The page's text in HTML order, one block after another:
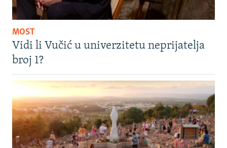
MOST
Vidi li Vučić u univerzitetu neprijatelja
broj 1?